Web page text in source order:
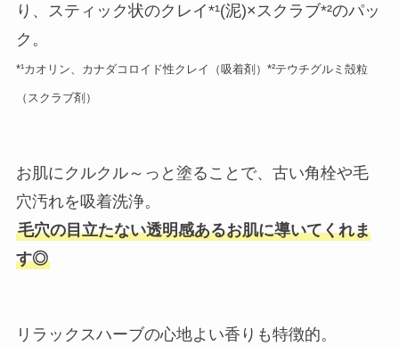
り、スティック状のクレイ*¹(泥)×スクラブ*²のパッ
ク。
*¹カオリン、カナダコロイド性クレイ（吸着剤）*²テウチグルミ殻粒
（スクラブ剤）
お肌にクルクル～っと塗ることで、古い角栓や毛
穴汚れを吸着洗浄。
毛穴の目立たない透明感あるお肌に導いてくれま
す◎
リラックスハーブの心地よい香りも特徴的。